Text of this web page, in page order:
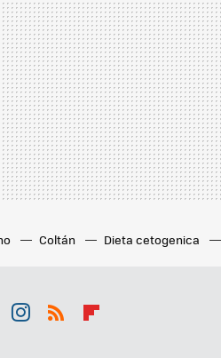
Coltán Dieta cetogenica